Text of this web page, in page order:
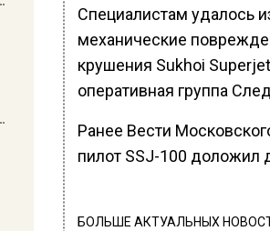
Специалистам удалось
механические
крушения Sukhoi
оперативная группа
Ранее Вести
пилот SSJ-100 доложил
БОЛЬШЕ АКТУАЛЬНЫХ